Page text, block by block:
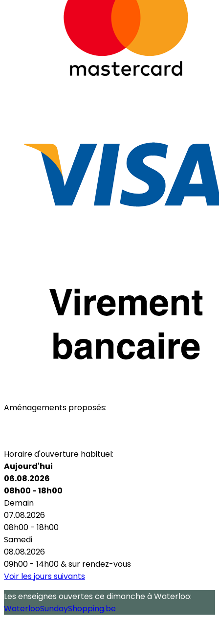
Aménagements proposés:
Horaire d'ouverture habituel:
Aujourd'hui
06.08.2026
08h00 - 18h00
Demain
07.08.2026
08h00 - 18h00
Samedi
08.08.2026
09h00 - 14h00&sur rendez-vous
Voir les jours suivants
Les enseignes ouvertes ce dimanche à Waterloo:
WaterlooSundayShopping.be